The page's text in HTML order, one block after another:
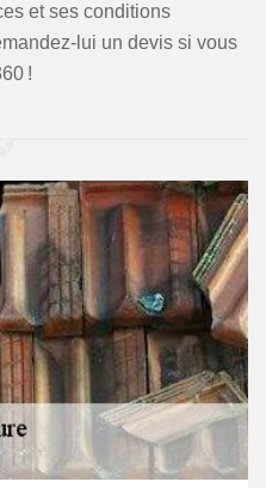
et ses conditions
lui un devis si vous
!